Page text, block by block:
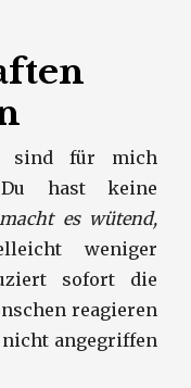
sind für mich
hast keine
es wütend,
weniger
sofort die
reagieren
angegriffen